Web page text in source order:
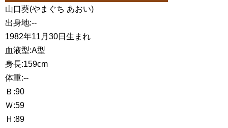
山口葵(やまぐち あおい)
出身地:--
1982年11月30日生まれ
血液型:A型
身長:159cm
体重:--
Ｂ:90
Ｗ:59
Ｈ:89